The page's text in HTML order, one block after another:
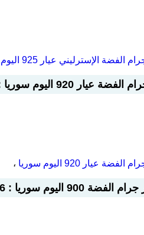
الإسترليني عيار 925 اليوم سوريا
920 اليوم سوريا : 244.644 ليرة سورية
عيار 920 اليوم سوريا ،
900 اليوم سوريا : 239.326 ليرة سورية